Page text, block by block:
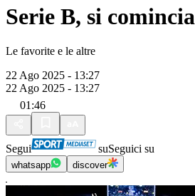
Serie B, si comincia
Le favorite e le altre
22 Ago 2025 - 13:27
22 Ago 2025 - 13:27
01:46
Segui suSeguici su
whatsapp discover